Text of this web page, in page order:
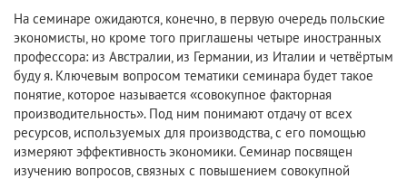
На семинаре ожидаются, конечно, в первую очередь польские
экономисты, но кроме того приглашены четыре иностранных
профессора: из Австралии, из Германии, из Италии и четвёртым
буду я. Ключевым вопросом тематики семинара будет такое
понятие, которое называется «совокупное факторная
производительность». Под ним понимают отдачу от всех
ресурсов, используемых для производства, с его помощью
измеряют эффективность экономики. Семинар посвящен
изучению вопросов, связных с повышением совокупной